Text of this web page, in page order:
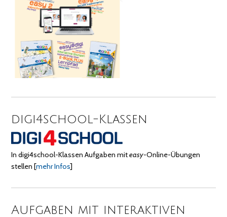
digi4school-Klassen
In digi4school-Klassen Aufgaben miteasy-Online-Übungen
stellen[mehr Infos]
Aufgaben mit interaktiven